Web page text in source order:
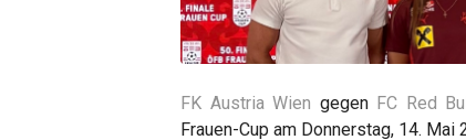
FK Austria Wien gegen FC Red
Frauen-Cup am Donnerstag, 14.